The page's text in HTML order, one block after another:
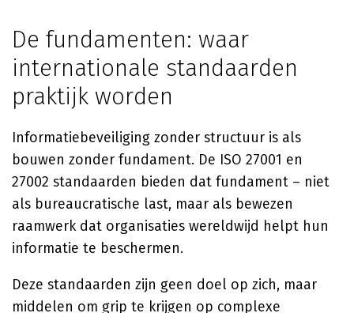
De fundamenten: waar
internationale standaarden
praktijk worden
Informatiebeveiliging zonder structuur is als
bouwen zonder fundament. De ISO 27001 en
27002 standaarden bieden dat fundament – niet
als bureaucratische last, maar als bewezen
raamwerk dat organisaties wereldwijd helpt hun
informatie te beschermen.
Deze standaarden zijn geen doel op zich, maar
middelen om grip te krijgen op complexe